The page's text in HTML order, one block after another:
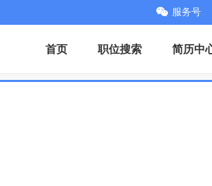
服务号
首页 职位搜索 简历中